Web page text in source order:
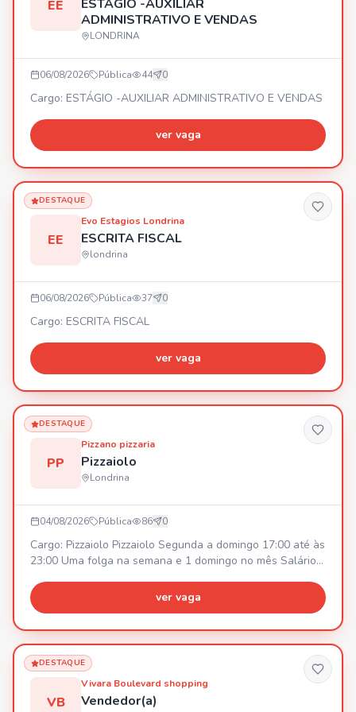
EE
ESTÁGIO -AUXILIAR
ADMINISTRATIVO E VENDAS
LONDRINA
06/08/2026 Pública 44 0
Cargo: ESTÁGIO -AUXILIAR ADMINISTRATIVO E VENDAS
ver vaga
DESTAQUE
EE
Evo Estagios Londrina
ESCRITA FISCAL
londrina
06/08/2026 Pública 37 0
Cargo: ESCRITA FISCAL
ver vaga
DESTAQUE
PP
Pizzano pizzaria
Pizzaiolo
Londrina
04/08/2026 Pública 86 0
Cargo: Pizzaiolo Pizzaiolo Segunda a domingo 17:00 até às
23:00 Uma folga na semana e 1 domingo no mês Salário
desenvolvimento.
ver vaga
DESTAQUE
VB
Vivara Boulevard shopping
Vendedor(a)